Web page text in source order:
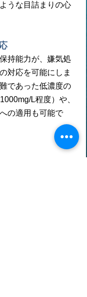
うな目詰まりの心
持能力が、嫌気処
対応を可能にしま
であった低濃度の
L程度）や、
の適用も可能で